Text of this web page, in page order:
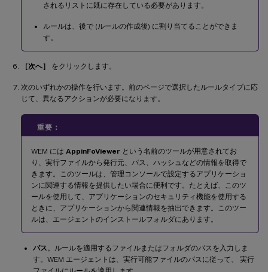
されるリストに既に存在している必要があります。
ルールは、後で (ルールの作成後) に割り当てることができま
す。
［次へ］ をクリックします。
次のいずれかの操作を行います。前のページで選択したルールタイプに応
じて、異なるアクションが必要になります。
重要：
WEM には AppinFoViewer という名前のツールが用意されてお
り、実行ファイルから発行元、パス、ハッシュなどの情報を取得で
きます。このツールは、管理コンソールで設定するアプリケーショ
ンに関連する情報を提供したい場合に便利です。たとえば、このツ
ールを使用して、アプリケーションのセキュリティ機能を使用する
ときに、アプリケーションから関連情報を抽出できます。このツー
ルは、エージェントのインストールフォルダにあります。
パス 。ルールを適用するファイルまたはフォルダのパスを入力しま
す。WEM エージェントは、実行可能ファイルのパスに従って、 実行